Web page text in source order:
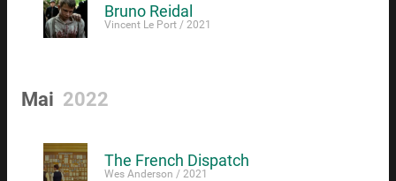
Bruno Reidal
Vincent Le Port / 2021
Mai 2022
The French Dispatch
Wes Anderson / 2021